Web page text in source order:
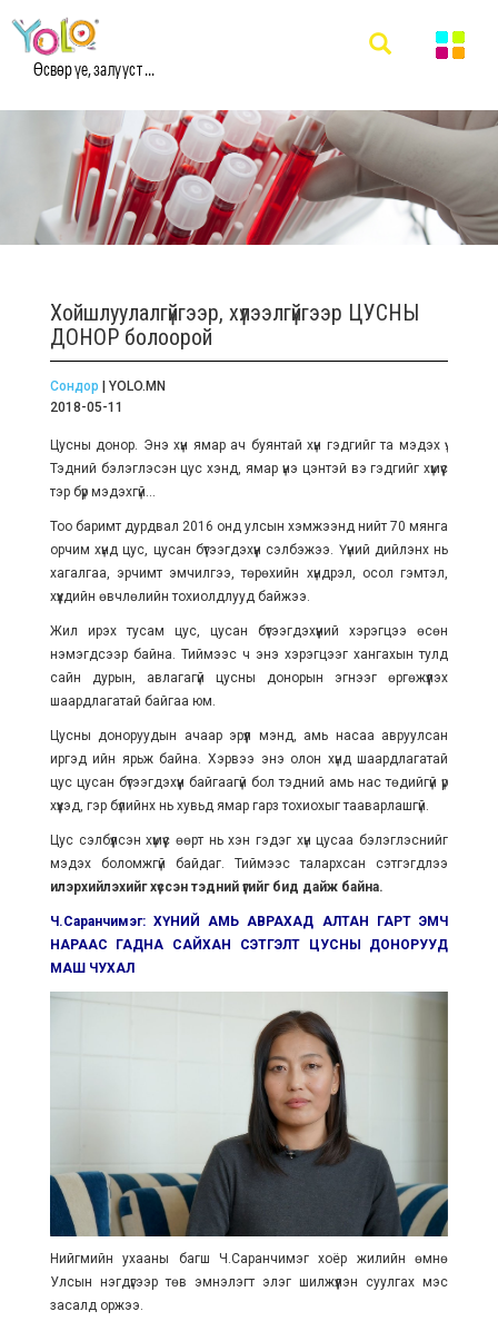
Өсвөр үе, залууст ...
Хойшлуулалгүйгээр, хүлээлгүйгээр ЦУСНЫ
ДОНОР болоорой
Сондор | YOLO.MN
2018-05-11
Цусны донор. Энэ хүн ямар ач буянтай хүн гэдгийг та мэдэх үү.
Тэдний бэлэглэсэн цус хэнд, ямар үнэ цэнтэй вэ гэдгийг хүмүүс
тэр бүр мэдэхгүй...
Тоо баримт дурдвал 2016 онд улсын хэмжээнд нийт 70 мянга
орчим хүнд цус, цусан бүтээгдэхүүн сэлбэжээ. Үүний дийлэнх нь
хагалгаа, эрчимт эмчилгээ, төрөхийн хүндрэл, осол гэмтэл,
хүүхдийн өвчлөлийн тохиолдлууд байжээ.
Жил ирэх тусам цус, цусан бүтээгдэхүүний хэрэгцээ өсөн
нэмэгдсээр байна. Тиймээс ч энэ хэрэгцээг хангахын тулд
сайн дурын, авлагагүй цусны донорын эгнээг өргөжүүлэх
шаардлагатай байгаа юм.
Цусны доноруудын ачаар эрүүл мэнд, амь насаа авруулсан
иргэд ийн ярьж байна. Хэрвээ энэ олон хүнд шаардлагатай
цус цусан бүтээгдэхүүн байгаагүй бол тэдний амь нас төдийгүй үр
хүүхэд, гэр бүлийнх нь хувьд ямар гарз тохиохыг тааварлашгүй.
Цус сэлбүүлсэн хүмүүс өөрт нь хэн гэдэг хүн цусаа бэлэглэснийг
мэдэх боломжгүй байдаг. Тиймээс талархсан сэтгэгдлээ
илэрхийлэхийг хүссэн тэдний үгийг бид дайж байна.
Ч.Саранчимэг: ХҮНИЙ АМЬ АВРАХАД АЛТАН ГАРТ ЭМЧ
НАРААС ГАДНА САЙХАН СЭТГЭЛТ ЦУСНЫ ДОНОРУУД
МАШ ЧУХАЛ
Нийгмийн ухааны багш Ч.Саранчимэг хоёр жилийн өмнө
Улсын нэгдүгээр төв эмнэлэгт элэг шилжүүлэн суулгах мэс
засалд оржээ.